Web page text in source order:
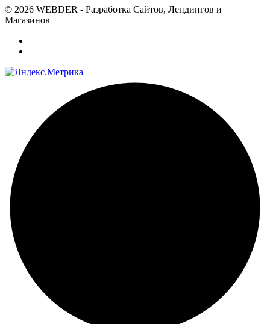
© 2026 WEBDER - Разработка Сайтов, Лендингов и
Магазинов